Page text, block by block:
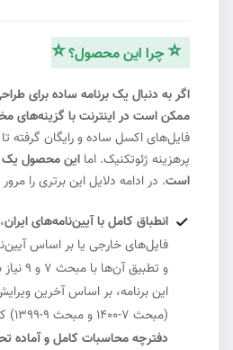
⭐چرا این محصول؟⭐
اگر به دنبال یک برنامه ساده برای
ممکن است در اینترنت با گزینه‌های
فایل‌های اکسل ساده و رایگان گرفته
پرهزینه ژئوتکنیک. اما این محصول یک
است. در ادامه دلایل این برتری را
انطباق کامل با آیین‌نامه‌های ایران
و
این برنامه، بر اساس آخرین
(مبحث ۷-۱۴۰۰ و مبحث ۹-۱۳۹۹) کدنویسی شده است.
دفترچه محاسبات کامل و آماده